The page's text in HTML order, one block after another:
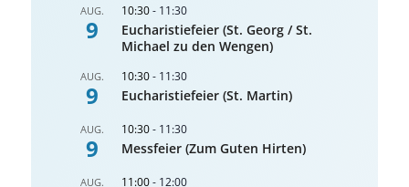
AUG.
9
10:30- 11:30
Eucharistiefeier (St. Georg / St.
Michael zu den Wengen)
AUG.
9
10:30- 11:30
Eucharistiefeier (St. Martin)
AUG.
9
10:30- 11:30
Messfeier (Zum Guten Hirten)
AUG. 11:00- 12:00